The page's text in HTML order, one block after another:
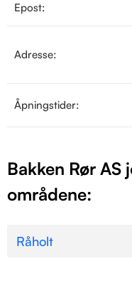
Epost:
Adresse:
Åpningstider:
Bakken Rør AS
områdene:
Råholt